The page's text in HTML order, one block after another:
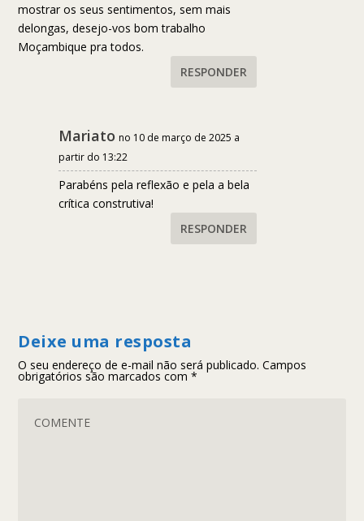
mostrar os seus sentimentos, sem mais
delongas, desejo-vos bom trabalho
Moçambique pra todos.
RESPONDER
Mariato no 10 de março de 2025 a
partir do 13:22
Parabéns pela reflexão e pela a bela
crítica construtiva!
RESPONDER
Deixe uma resposta
O seu endereço de e-mail não será publicado. Campos
obrigatórios são marcados com*